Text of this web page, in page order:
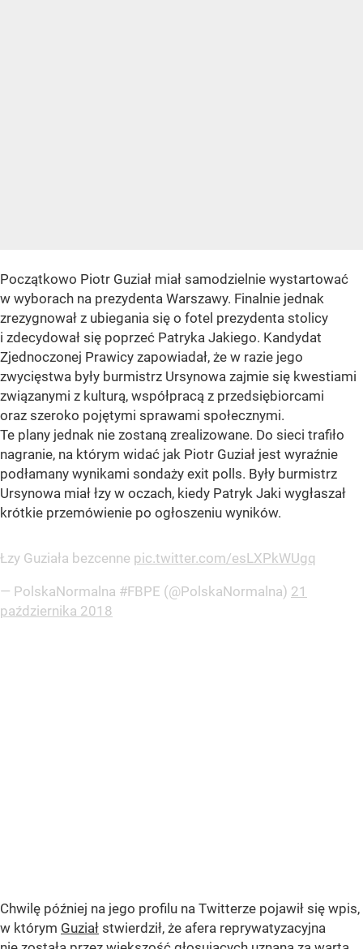
Początkowo Piotr Guział miał samodzielnie wystartować
w wyborach na prezydenta Warszawy. Finalnie jednak
zrezygnował z ubiegania się o fotel prezydenta stolicy
i zdecydował się poprzeć Patryka Jakiego. Kandydat
Zjednoczonej Prawicy zapowiadał, że w razie jego
zwycięstwa były burmistrz Ursynowa zajmie się kwestiami
związanymi z kulturą, współpracą z przedsiębiorcami
oraz szeroko pojętymi sprawami społecznymi.
Te plany jednak nie zostaną zrealizowane. Do sieci trafiło
nagranie, na którym widać jak Piotr Guział jest wyraźnie
podłamany wynikami sondaży exit polls. Były burmistrz
Ursynowa miał łzy w oczach, kiedy Patryk Jaki wygłaszał
krótkie przemówienie po ogłoszeniu wyników.
Łzy Guziała bezcenne pic.twitter.com/esLXPkWUgq
— PolskaNormalna #FBPE (@PolskaNormalna) 21
października 2018
Chwilę później na jego profilu na Twitterze pojawił się wpis,
w którym Guział stwierdził, że afera reprywatyzacyjna